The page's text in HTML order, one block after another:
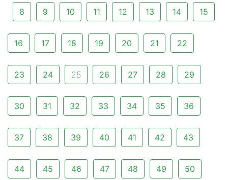
8 9 10 11 12 13 14 15
16 17 18 19 20 21 22
23 24 25 26 27 28 29
30 31 32 33 34 35 36
37 38 39 40 41 42 43
44 45 46 47 48 49 50